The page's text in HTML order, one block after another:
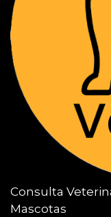
Consulta
Mascotas